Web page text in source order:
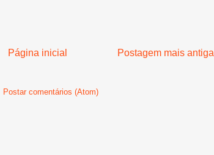
Postagem mais antiga
Página inicial
Postar comentários (Atom)